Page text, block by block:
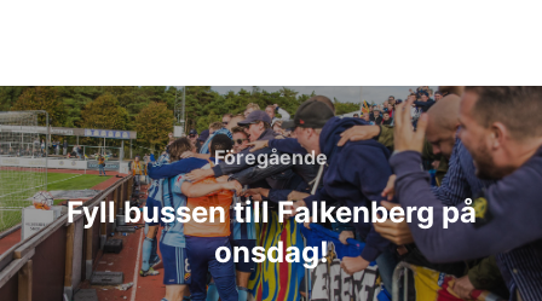
Inläggsnavigering
Föregående
Föregående
Fyll bussen till Falkenberg på
onsdag!